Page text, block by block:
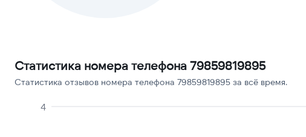
Статистика номера телефона 79859819895
Статистика отзывов номера телефона 79859819895 за всё время.
4